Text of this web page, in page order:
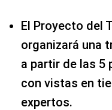
El Proyecto del
organizará una
a partir de las 5
con vistas en
expertos.